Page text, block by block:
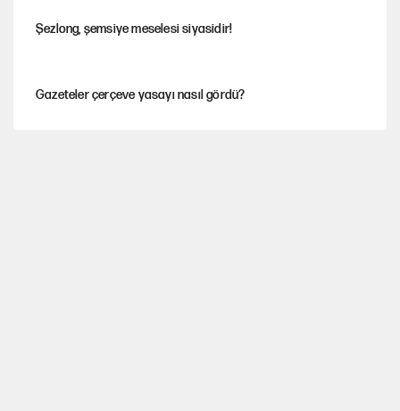
Şezlong, şemsiye meselesi siyasidir!
Gazeteler çerçeve yasayı nasıl gördü?